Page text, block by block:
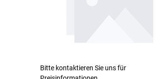
Bitte kontaktieren Sie uns für